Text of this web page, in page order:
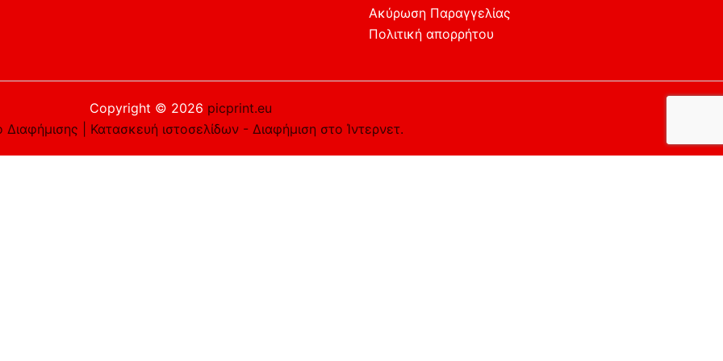
Ακύρωση Παραγγελίας
Πολιτική απορρήτου
Copyright © 2026 picprint.eu
Διαφήμισης | Κατασκευή ιστοσελίδων - Διαφήμιση στο Ίντερνετ.